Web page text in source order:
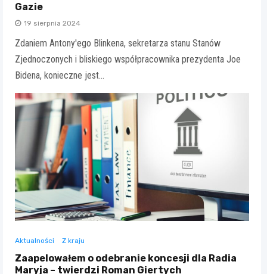
Gazie
19 sierpnia 2024
Zdaniem Antony'ego Blinkena, sekretarza stanu Stanów
Zjednoczonych i bliskiego współpracownika prezydenta Joe
Bidena, konieczne jest…
Aktualności Z kraju
Zaapelowałem o odebranie koncesji dla Radia
Maryja – twierdzi Roman Giertych